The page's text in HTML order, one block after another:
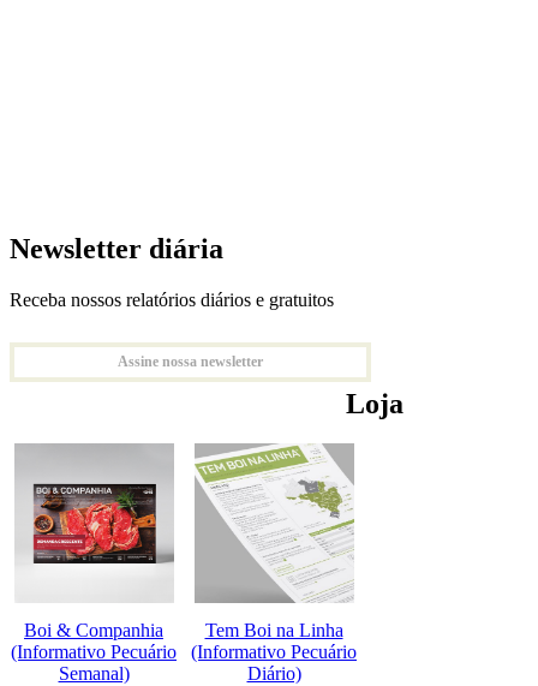
Newsletter diária
Receba nossos relatórios diários e gratuitos
Assine nossa newsletter
Loja
Boi & Companhia
(Informativo Pecuário
Semanal)
Tem Boi na Linha
(Informativo Pecuário
Diário)